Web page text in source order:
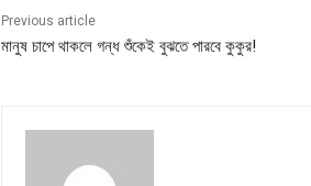
Previous article
মানুষ চাপে থাকলে গন্ধ শুঁকেই বুঝতে পারবে কুকুর!